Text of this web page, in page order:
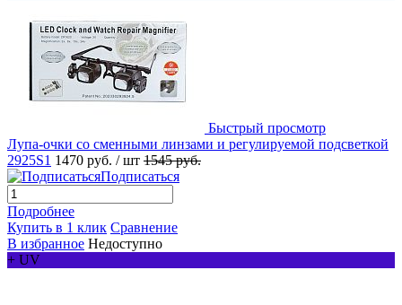
Быстрый просмотр
Лупа-очки со сменными линзами и регулируемой подсветкой
2925S1 1470 руб. / шт 1545 руб.
Подписаться
Подробнее
Купить в 1 клик Сравнение
В избранное Недоступно
+ UV